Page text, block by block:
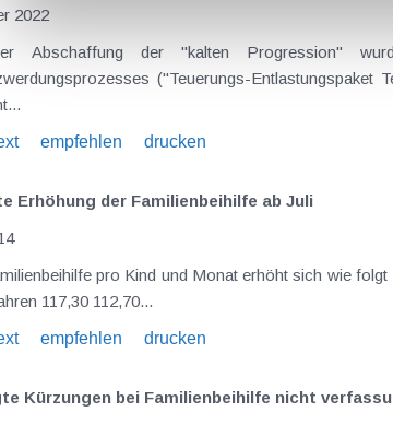
2022
Abschaffung der "kalten Progression"
("Teuerungs-
empfehlen drucken
Erhöhung der Familienbeihilfe ab Juli
folgt (Werte in €): Alter des Kindes Ab Juli 2014 Bis inkl. Juni 2014 Ab der Geburt 109,70 105,40
Ab 3 Jahren 117,30 112,70...
empfehlen drucken
Kürzungen bei Familienbeihilfe nicht